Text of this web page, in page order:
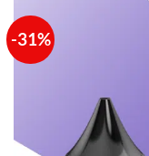
-31%